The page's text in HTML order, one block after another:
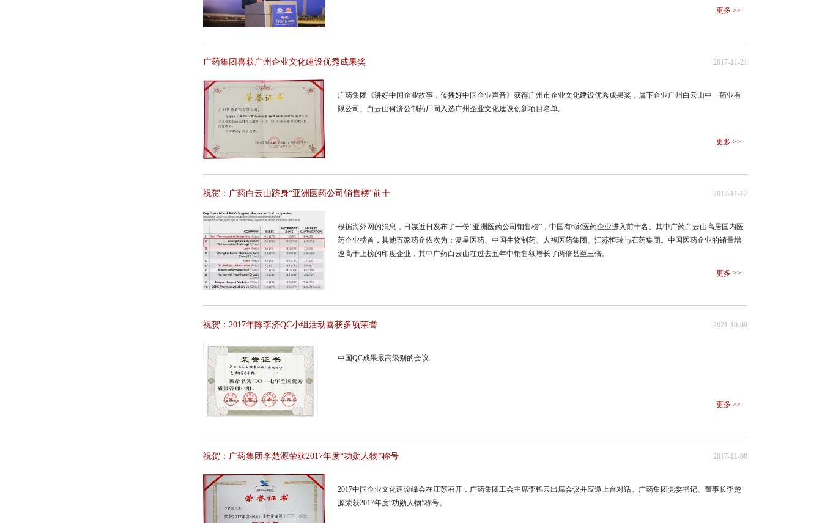
更多 >>
广药集团喜获广州企业文化建设优秀成果奖 2017-11-21
广药集团《讲好中国企业故事，传播好中国企业声音》获得广州市企业文化建设优秀成果奖，属下企业广州白云山中一药业有
限公司、白云山何济公制药厂同入选广州企业文化建设创新项目名单。
更多 >>
祝贺：广药白云山跻身“亚洲医药公司销售榜”前十 2017-11-17
根据海外网的消息，日媒近日发布了一份“亚洲医药公司销售榜”，中国有6家医药企业进入前十名。其中广药白云山高居国内医
药企业榜首，其他五家药企依次为：复星医药、中国生物制药、人福医药集团、江苏恒瑞与石药集团。中国医药企业的销量增
速高于上榜的印度企业，其中广药白云山在过去五年中销售额增长了两倍甚至三倍。
更多 >>
祝贺：2017年陈李济QC小组活动喜获多项荣誉 2021-10-09
中国QC成果最高级别的会议
更多 >>
祝贺：广药集团李楚源荣获2017年度“功勋人物”称号 2017-11-08
2017中国企业文化建设峰会在江苏召开，广药集团工会主席李锦云出席会议并应邀上台对话。广药集团党委书记、董事长李楚
源荣获2017年度“功勋人物”称号。